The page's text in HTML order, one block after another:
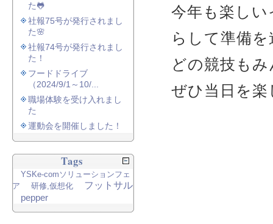
今年も楽し
らして準備
どの競技も
ぜひ当日を
た🐸
社報75号が発行されまし
た🌸
社報74号が発行されまし
た！
フードドライブ
（2024/9/1～10/...
職場体験を受け入れまし
た
運動会を開催しました！
Tags
YSKe-comソリューションフェ
ア
研修,仮想化
フットサル
pepper